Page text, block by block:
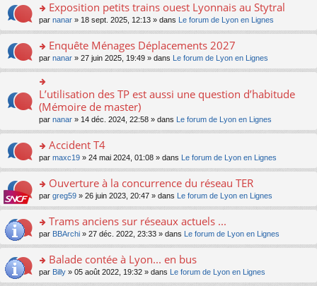
ult
er
le
m
e
s
g
e
n
o
lu
le
pl
u
s
e
nt
o
n
ult
er
le
m
s
a
e
n
o
lu
le
pl
u
s
e
nt
Exposition petits trains ouest Lyonnais au Stytral
par nanar » 18 sept. 2025, 12:13 » dans Le forum de Lyon en Lignes
o
n
s
ult
er
le
m
e
s
a
e
n
o
lu
le
pl
u
s
Enquête Ménages Déplacements 2027
par nanar » 27 juin 2025, 19:49 » dans Le forum de Lyon en Lignes
n
s
ult
er
le
m
e
s
a
g
e
n
lu
le
pl
L’utilisation des TP est aussi une question d’habitude
(Mémoire de master)
par nanar » 14 déc. 2024, 22:58 » dans Le forum de Lyon en Lignes
o
n
ult
er
le
m
e
a
g
Accident T4
par maxc19 » 24 mai 2024, 01:08 » dans Le forum de Lyon en Lignes
o
n
ult
er
le
m
e
Ouverture à la concurrence du réseau TER
par greg59 » 26 juin 2023, 20:47 » dans Le forum de Lyon en Lignes
o
n
ult
er
Trams anciens sur réseaux actuels ...
par BBArchi » 27 déc. 2022, 23:33 » dans Le forum de Lyon en Lignes
o
n
Balade contée à Lyon... en bus
par Billy » 05 août 2022, 19:32 » dans Le forum de Lyon en Lignes